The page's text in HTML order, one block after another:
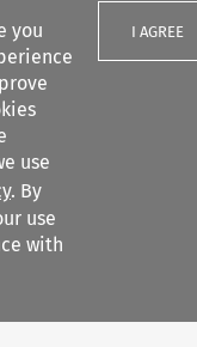
you
use
. By
use
with
I AGREE
Search content